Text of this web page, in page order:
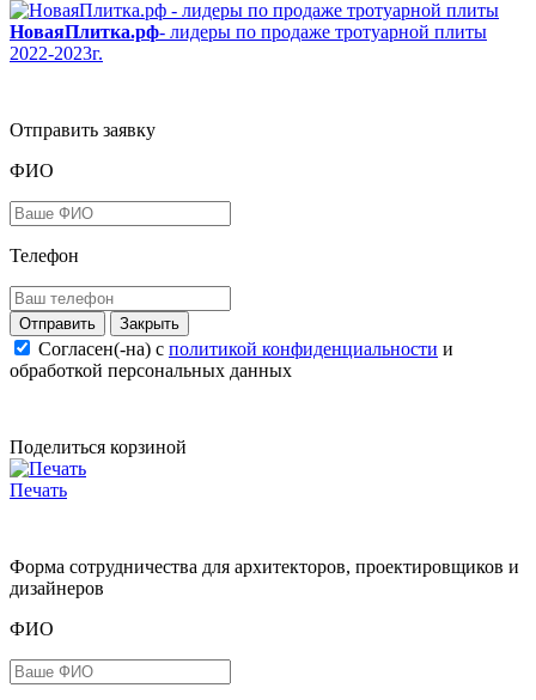
НоваяПлитка.рф- лидеры по продаже тротуарной плиты
2022-2023г.
Отправить заявку
ФИО
Телефон
Закрыть
Согласен(-на) c политикой конфиденциальности и
обработкой персональных данных
Поделиться корзиной
Печать
Форма сотрудничества для архитекторов, проектировщиков и
дизайнеров
ФИО